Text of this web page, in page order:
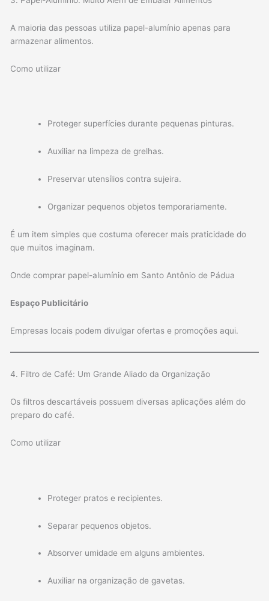
A maioria das pessoas utiliza papel-alumínio apenas para
armazenar alimentos.
Como utilizar
Proteger superfícies durante pequenas pinturas.
Auxiliar na limpeza de grelhas.
Preservar utensílios contra sujeira.
Organizar pequenos objetos temporariamente.
É um item simples que costuma oferecer mais praticidade do
que muitos imaginam.
Onde comprar papel-alumínio em Santo Antônio de Pádua
Espaço Publicitário
Empresas locais podem divulgar ofertas e promoções aqui.
4. Filtro de Café: Um Grande Aliado da Organização
Os filtros descartáveis possuem diversas aplicações além do
preparo do café.
Como utilizar
Proteger pratos e recipientes.
Separar pequenos objetos.
Absorver umidade em alguns ambientes.
Auxiliar na organização de gavetas.